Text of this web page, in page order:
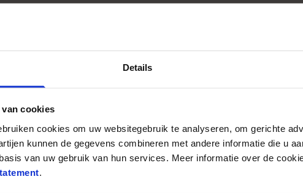
Details
cookies
cookies om uw websitegebruik te analyseren, om gerichte
kunnen de gegevens combineren met andere informatie die u
van uw gebruik van hun services. Meer informatie over de
.
Polis
Plan
Direct Ingaand Pensioen
Je